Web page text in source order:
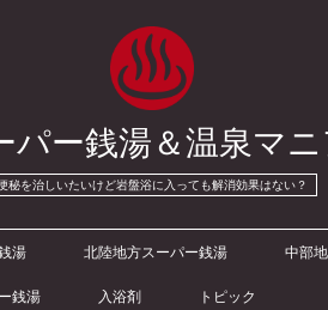
パー銭湯＆温泉マニ
秘を治しいたいけど岩盤浴に入っても解消効果はない？
湯 北陸地方スーパー銭湯 中部
銭湯 入浴剤 トピック